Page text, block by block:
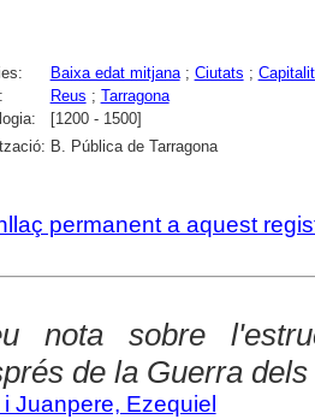
Baixa edat mitjana; Ciutats ;
Reus ; Tarragona
[1200 - 1500]
B. Pública de Tarragona
permanent a aquest
nota sobre
de la Guerra
i Juanpere, Ezequiel